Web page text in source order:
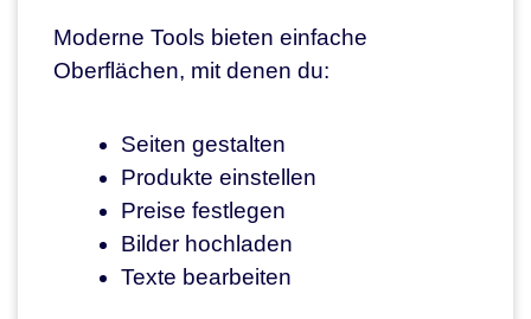
Moderne Tools bieten einfache
Oberflächen, mit denen du:
Seiten gestalten
Produkte einstellen
Preise festlegen
Bilder hochladen
Texte bearbeiten